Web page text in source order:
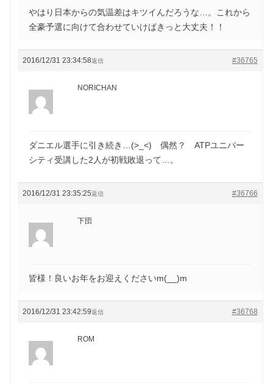
やはり日本からの気温差はキツイんだろうな…。これから
全豪予選に向けて合わせていけばきっと大丈夫！！
2016/12/31 23:34:58 #36765
返信
NORICHAN
ダニエル選手に引き続き…(>_<) 偶然？ ATPユニバー
シティ受講した2人が初戦敗退って…。
2016/12/31 23:35:25 #36766
返信
下団
皆様！良いお年をお迎えくださいm(__)m
2016/12/31 23:42:59 #36768
返信
ROM